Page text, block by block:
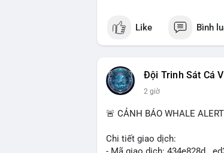
Like Bình
Đội Trinh Sát Cá
2 giờ
🚨 CẢNH BÁO WHALE
Chi tiết giao dịch: